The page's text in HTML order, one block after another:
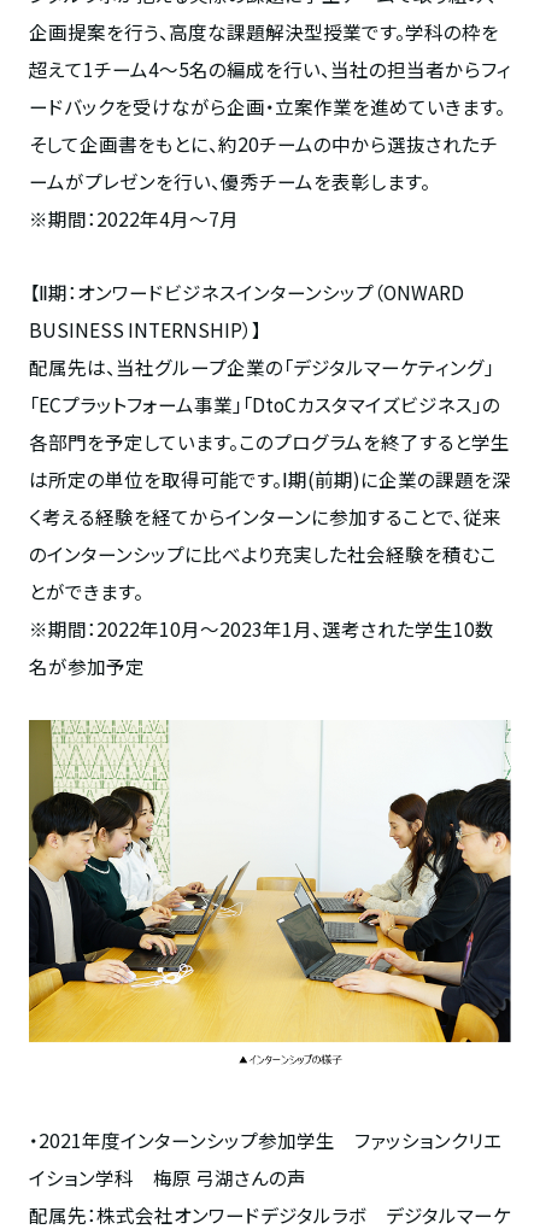
企画提案を行う、高度な課題解決型授業です。学科の枠を
超えて1チーム4～5名の編成を行い、当社の担当者からフィ
ードバックを受けながら企画・立案作業を進めていきます。
そして企画書をもとに、約20チームの中から選抜されたチ
ームがプレゼンを行い、優秀チームを表彰します。
※期間：2022年4月～7月
【Ⅱ期：オンワードビジネスインターンシップ（ONWARD
BUSINESS INTERNSHIP）】
配属先は、当社グループ企業の「デジタルマーケティング」
「ECプラットフォーム事業」「DtoCカスタマイズビジネス」の
各部門を予定しています。このプログラムを終了すると学生
は所定の単位を取得可能です。Ⅰ期(前期)に企業の課題を深
く考える経験を経てからインターンに参加することで、従来
のインターンシップに比べより充実した社会経験を積むこ
とができます。
※期間：2022年10月～2023年1月、選考された学生10数
名が参加予定
・2021年度インターンシップ参加学生 ファッションクリエ
イション学科 梅原 弓湖さんの声
配属先：株式会社オンワードデジタルラボ デジタルマーケ